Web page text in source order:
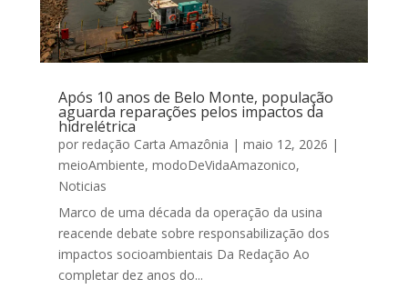
Após 10 anos de Belo Monte, população
aguarda reparações pelos impactos da
hidrelétrica
por redação Carta Amazônia | maio 12, 2026 |
meioAmbiente, modoDeVidaAmazonico,
Noticias
Marco de uma década da operação da usina
reacende debate sobre responsabilização dos
impactos socioambientais Da Redação Ao
completar dez anos do...